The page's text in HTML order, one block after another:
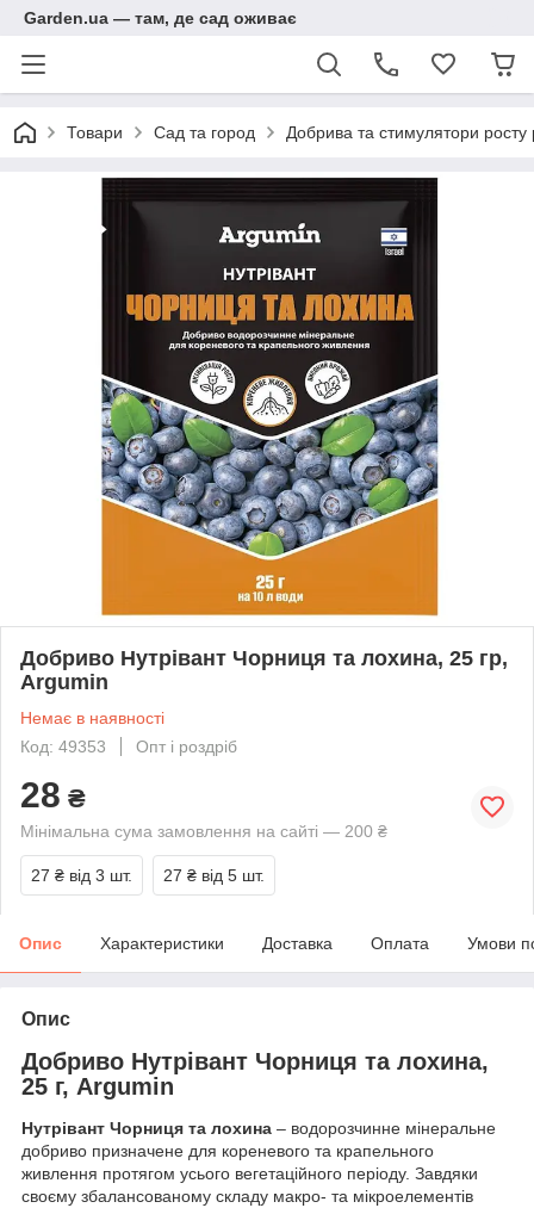
Garden.ua — там, де сад оживає
Товари Сад та город Добрива та стимулятори росту
Добриво Нутрівант Чорниця та лохина, 25 гр,
Argumin
Немає в наявності
Код: 49353
Опт і роздріб
28 ₴
Мінімальна сума замовлення на сайті — 200 ₴
27 ₴ від 3 шт. 27 ₴ від 5 шт.
Опис Характеристики Доставка Оплата Умови
Опис
Добриво Нутрівант Чорниця та лохина,
25 г, Argumin
Нутрівант Чорниця та лохина – водорозчинне мінеральне
добриво призначене для кореневого та крапельного
живлення протягом усього вегетаційного періоду. Завдяки
своєму збалансованому складу макро- та мікроелементів